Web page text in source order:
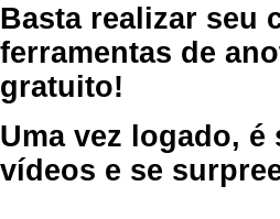
Basta realizar seu
ferramentas de
gratuito!
Uma vez logado,
vídeos e se